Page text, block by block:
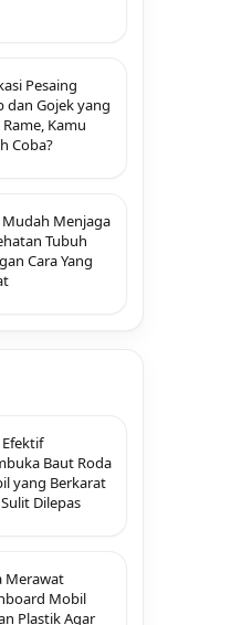
Pesaing
dan Gojek yang
Rame, Kamu
Coba?
Mudah Menjaga
Tubuh
Cara Yang
Baut Roda
yang Berkarat
Dilepas
Merawat
Mobil
Plastik Agar